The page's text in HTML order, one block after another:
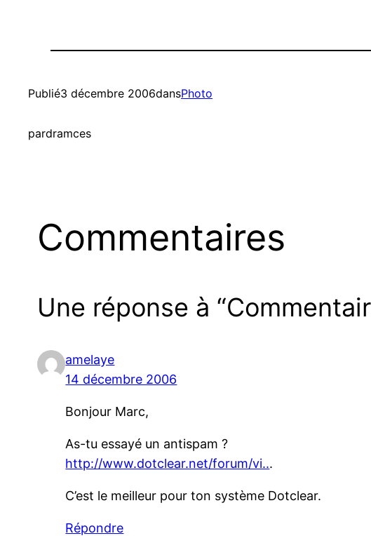
Publié3 décembre 2006dansPhoto
pardramces
Commentaires
Une réponse à
amelaye
14 décembre 2006
Bonjour Marc,
As-tu essayé un antispam ?
http://www.dotclear.net/forum/vi...
C’est le meilleur pour ton système Dotclear.
Répondre